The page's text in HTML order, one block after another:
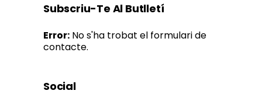
Subscriu-Te Al Butlletí
Error: No s'ha trobat el formulari de
contacte.
Social